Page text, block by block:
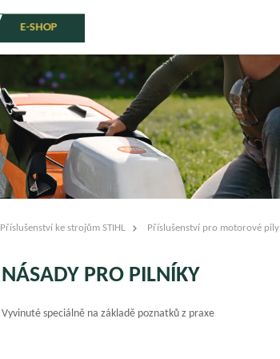
E-SHOP
Příslušenství ke strojům STIHL Příslušenství pro motorové pily
NÁSADY PRO PILNÍKY
Vyvinuté speciálně na základě poznatků z praxe